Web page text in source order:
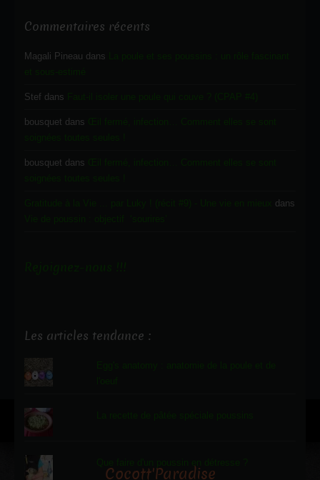
Commentaires récents
Magali Pineau dans
Stef dans
bousquet dans
bousquet dans
dans
Les articles tendance :
Cocott'Paradise